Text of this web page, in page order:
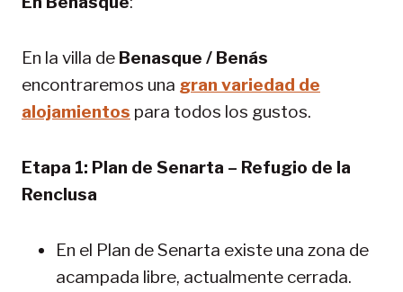
En la villa de Benasque / Benás
encontraremos una gran variedad de
alojamientos para todos los gustos.
Etapa 1: Plan de Senarta – Refugio de la
Renclusa
En el Plan de Senarta existe una zona de
acampada libre, actualmente cerrada.